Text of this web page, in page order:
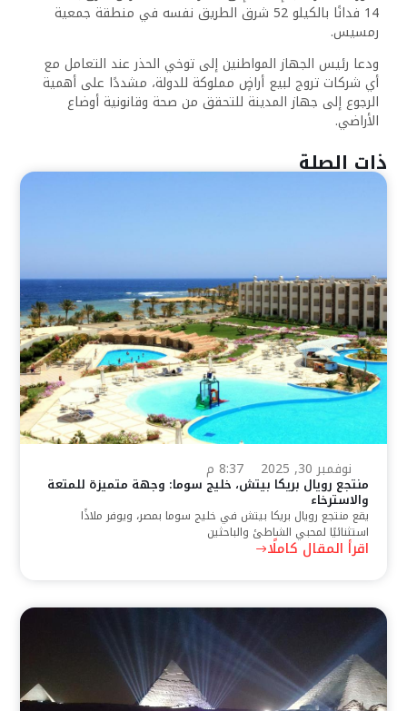
14 فدانًا بالكيلو 52 شرق الطريق نفسه في منطقة جمعية
رمسيس.
ودعا رئيس الجهاز المواطنين إلى توخي الحذر عند التعامل مع
أي شركات تروج لبيع أراضٍ مملوكة للدولة، مشددًا على أهمية
الرجوع إلى جهاز المدينة للتحقق من صحة وقانونية أوضاع
الأراضي.
ذات الصلة
نوفمبر 30, 2025 8:37 م
منتجع رويال بريكا بيتش، خليج سوما: وجهة متميزة للمتعة
والاسترخاء
يقع منتجع رويال بريكا بيتش في خليج سوما بمصر، ويوفر ملاذًا
استثنائيًا لمحبي الشاطئ والباحثين
اقرأ المقال كاملًا